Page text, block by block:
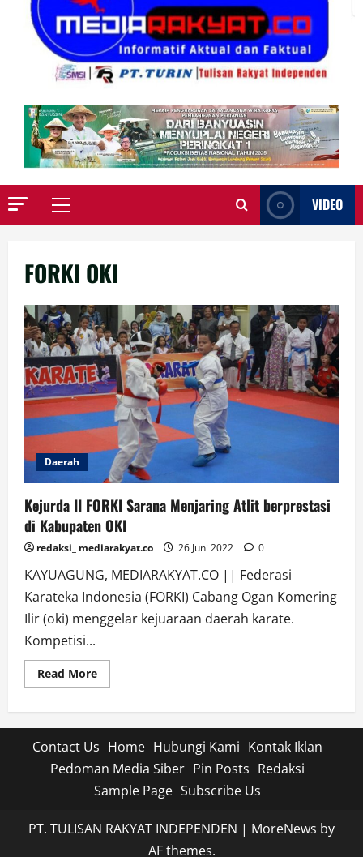
Primary
VIDEO
FORKI OKI
Daerah
Kejurda II FORKI Sarana Menjaring Atlit berprestasi
di Kabupaten OKI
redaksi_ mediarakyat.co 26 Juni 2022 0
KAYUAGUNG, MEDIARAKYAT.CO || Federasi
Karateka Indonesia (FORKI) Cabang Ogan Komering
Ilir (oki) menggelar kejuaraan daerah karate.
Kompetisi...
Read MoreRead
more
FORKI
Sarana
Menjaring
Atlit
berprestasi
di
Kabupaten
Contact Us Home Hubungi Kami Kontak Iklan
Pedoman Media Siber Pin Posts Redaksi
Sample Page Subscribe Us
PT. TULISAN RAKYAT INDEPENDEN | MoreNews by
AF themes.